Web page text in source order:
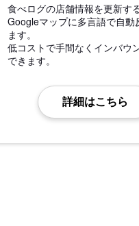
食べログの店舗情報を更新す
Googleマップに多言語で自動
ます。
低コストで手間なくインバウ
できます。
詳細はこちら